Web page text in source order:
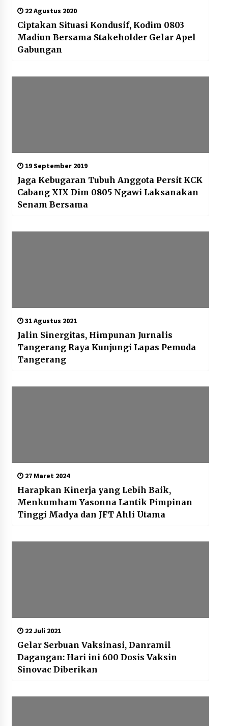
22 Agustus 2020
Ciptakan Situasi Kondusif, Kodim 0803
Madiun Bersama Stakeholder Gelar Apel
Gabungan
19 September 2019
Jaga Kebugaran Tubuh Anggota Persit KCK
Cabang XIX Dim 0805 Ngawi Laksanakan
Senam Bersama
31 Agustus 2021
Jalin Sinergitas, Himpunan Jurnalis
Tangerang Raya Kunjungi Lapas Pemuda
Tangerang
27 Maret 2024
Harapkan Kinerja yang Lebih Baik,
Menkumham Yasonna Lantik Pimpinan
Tinggi Madya dan JFT Ahli Utama
22 Juli 2021
Gelar Serbuan Vaksinasi, Danramil
Dagangan: Hari ini 600 Dosis Vaksin
Sinovac Diberikan